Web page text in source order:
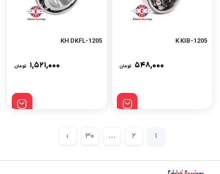
1205-K KIB
۵۴۸,۰۰۰ تومان
1205-KH DKFL
۱,۵۲۱,۰۰۰ تومان
1
2
…
30
›